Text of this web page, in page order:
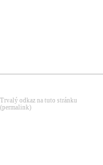
Trvalý odkaz na tuto stránku
(permalink)